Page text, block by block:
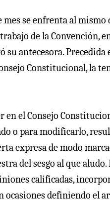
se enfrenta al
de la Convención,
su antecesora.
Constitucional, la
en el Consejo
o para modificarlo,
expresa de modo
del sesgo al que
calificadas,
definiendo el